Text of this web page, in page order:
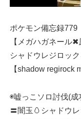
ポケモン備忘録779
【メガハガネール✖︎
シャドウレジロッ
【shadow regirock
◉嘘っこソロ討伐(成
〓闇玉🥚シャドウ